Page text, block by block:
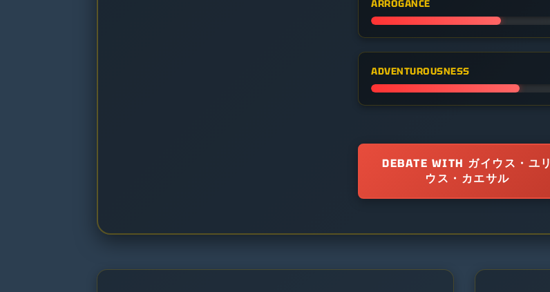
ARROGANCE
ADVENTUROUSNESS
DEBATE WITH ガイウス・ユリ
ウス・カエサル